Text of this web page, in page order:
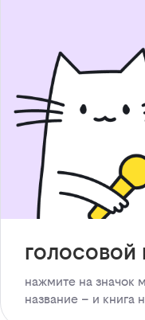
голосовой
нажмите на значок
название – и книга